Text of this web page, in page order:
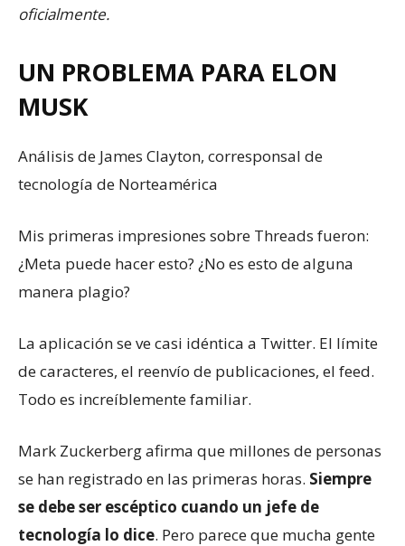
oficialmente.
UN PROBLEMA PARA ELON
MUSK
Análisis de James Clayton, corresponsal de
tecnología de Norteamérica
Mis primeras impresiones sobre Threads fueron:
¿Meta puede hacer esto? ¿No es esto de alguna
manera plagio?
La aplicación se ve casi idéntica a Twitter. El límite
de caracteres, el reenvío de publicaciones, el feed.
Todo es increíblemente familiar.
Mark Zuckerberg afirma que millones de personas
se han registrado en las primeras horas. Siempre
se debe ser escéptico cuando un jefe de
tecnología lo dice. Pero parece que mucha gente